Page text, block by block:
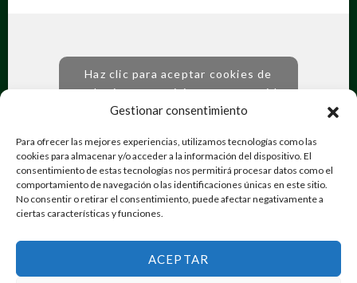
Gestionar consentimiento
Para ofrecer las mejores experiencias, utilizamos tecnologías como las
cookies para almacenar y/o acceder a la información del dispositivo. El
consentimiento de estas tecnologías nos permitirá procesar datos como el
comportamiento de navegación o las identificaciones únicas en este sitio.
No consentir o retirar el consentimiento, puede afectar negativamente a
ciertas características y funciones.
ACEPTAR
Haz clic para aceptar cookies de
marketing y permitir este contenido
Ongotromundoesposible | Desarrollado por